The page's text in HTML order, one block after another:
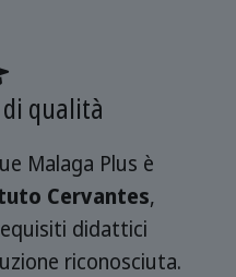
di qualità
Malaga Plus è
Cervantes,
didattici
riconosciuta.